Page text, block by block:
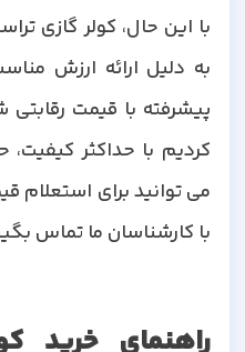
به دلیل ارائه ارزش مناسب
پیشرفته با قیمت رقابتی
کردیم با حداکثر کیفیت،
با کارشناسان ما تماس بگیرید.